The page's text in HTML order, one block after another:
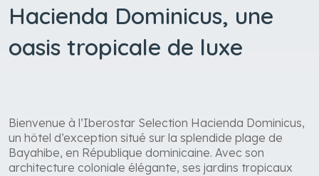
Hacienda Dominicus, une
oasis tropicale de luxe
Bienvenue à l’Iberostar Selection Hacienda Dominicus,
un hôtel d’exception situé sur la splendide plage de
Bayahibe, en République dominicaine. Avec son
architecture coloniale élégante, ses jardins tropicaux